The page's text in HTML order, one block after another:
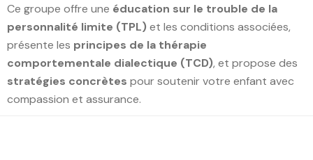
Ce groupe offre une éducation sur le trouble de la
personnalité limite (TPL)et les conditions associées,
présente les principes de la thérapie
comportementale dialectique (TCD), et propose des
stratégies concrètes pour soutenir votre enfant avec
compassion et assurance.